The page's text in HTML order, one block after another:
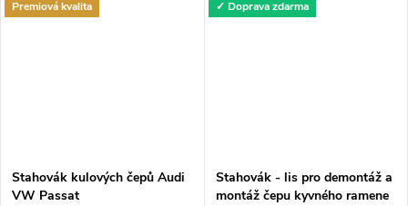
Premiová kvalita
Stahovák kulových čepů Audi
VW Passat
✓ Doprava zdarma
Stahovák - lis pro demontáž a
montáž čepu kyvného ramene